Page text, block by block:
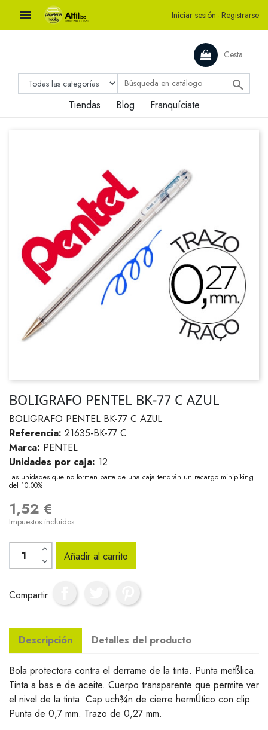
 Iniciar sesión · Registrarse
Cesta

Tiendas Blog Franquíciate
BOLIGRAFO PENTEL BK-77 C AZUL
BOLIGRAFO PENTEL BK-77 C AZUL
Referencia: 21635-BK-77 C
Marca: PENTEL
Unidades por caja: 12
Las unidades que no formen parte de una caja tendrán un recargo minipiking
del 10.00%
1,52 €
Impuestos incluidos
Añadir al carrito
Compartir
Descripción Detalles del producto
Bola protectora contra el derrame de la tinta. Punta metßlica.
Tinta a bas e de aceite. Cuerpo transparente que permite ver
el nivel de la tinta. Cap uch¾n de cierre hermÚtico con clip.
Punta de 0,7 mm. Trazo de 0,27 mm.